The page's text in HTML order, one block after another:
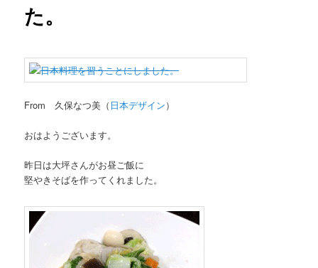
た。
From 久保なつ美（ 日本デザイン）
おはようございます。
昨日は大坪さんがお昼ご飯に
堅やきそばを作ってくれました。